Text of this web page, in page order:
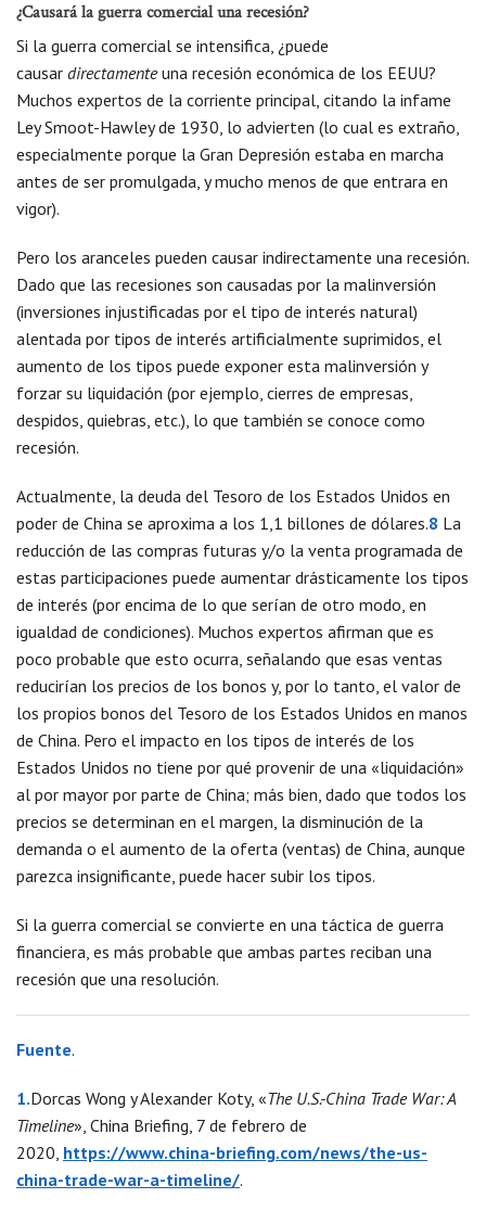
¿Causará la guerra comercial una recesión?
Si la guerra comercial se intensifica, ¿puede
causar directamenteuna recesión económica de los EEUU?
Muchos expertos de la corriente principal, citando la infame
Ley Smoot-Hawley de 1930, lo advierten (lo cual es extraño,
especialmente porque la Gran Depresión estaba en marcha
antes de ser promulgada, y mucho menos de que entrara en
vigor).
Pero los aranceles pueden causar indirectamente una recesión.
Dado que las recesiones son causadas por la malinversión
(inversiones injustificadas por el tipo de interés natural)
alentada por tipos de interés artificialmente suprimidos, el
aumento de los tipos puede exponer esta malinversión y
forzar su liquidación (por ejemplo, cierres de empresas,
despidos, quiebras, etc.), lo que también se conoce como
recesión.
Actualmente, la deuda del Tesoro de los Estados Unidos en
poder de China se aproxima a los 1,1 billones de dólares.8 La
reducción de las compras futuras y/o la venta programada de
estas participaciones puede aumentar drásticamente los tipos
de interés (por encima de lo que serían de otro modo, en
igualdad de condiciones). Muchos expertos afirman que es
poco probable que esto ocurra, señalando que esas ventas
reducirían los precios de los bonos y, por lo tanto, el valor de
los propios bonos del Tesoro de los Estados Unidos en manos
de China. Pero el impacto en los tipos de interés de los
Estados Unidos no tiene por qué provenir de una «liquidación»
al por mayor por parte de China; más bien, dado que todos los
precios se determinan en el margen, la disminución de la
demanda o el aumento de la oferta (ventas) de China, aunque
parezca insignificante, puede hacer subir los tipos.
Si la guerra comercial se convierte en una táctica de guerra
financiera, es más probable que ambas partes reciban una
recesión que una resolución.
Fuente.
1.Dorcas Wong y Alexander Koty, «The U.S.-China Trade War: A
Timeline», China Briefing, 7 de febrero de
2020, https://www.china-briefing.com/news/the-us-
china-trade-war-a-timeline/.